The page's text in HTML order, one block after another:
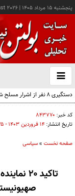
پنجشنبه ۱۵ مرداد ۱۴۰۵ |
2026
باز
و
دستگیری ۸ نفر از اشرار مسلح شاخص و مرتبطین گروهک‌های تروریستی
کد خبر: ۸۴۳۷۷۰
تاریخ انتشار: ۱۴ فروردين ۱۴۰۳ - ۱۶:۲۵
صفحه نخست »سیاسی
تاکید